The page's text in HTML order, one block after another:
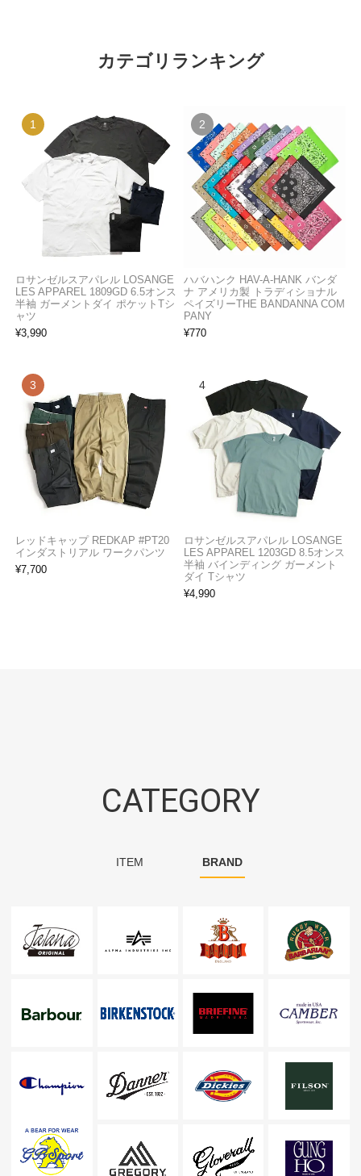
カテゴリランキング
ロサンゼルスアパレル LOSANGE
LES APPAREL 1809GD 6.5オンス
半袖 ガーメントダイ ポケットTシ
ャツ
¥3,990
ハバハンク HAV-A-HANK バンダ
ナ アメリカ製 トラディショナル
ペイズリーTHE BANDANNA COM
PANY
¥770
レッドキャップ REDKAP #PT20
インダストリアル ワークパンツ
¥7,700
ロサンゼルスアパレル LOSANGE
LES APPAREL 1203GD 8.5オンス
半袖 バインディング ガーメント
ダイ Tシャツ
¥4,990
CATEGORY
ITEM BRAND